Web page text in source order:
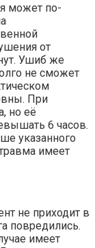
может по-
от
Ушиб же
не сможет
При
но её
6 часов.
указанного
имеет
не приходит в
повредились.
имеет